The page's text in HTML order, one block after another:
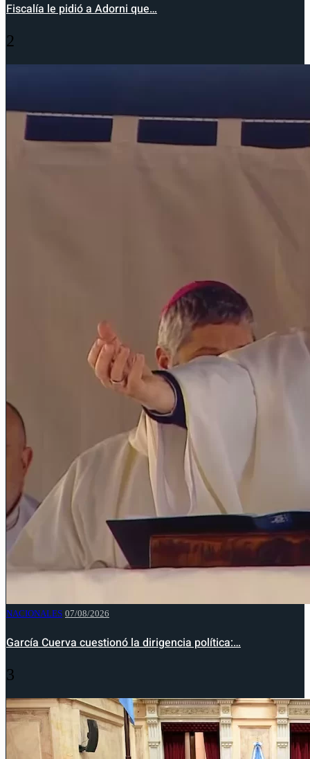
Fiscalía le pidió a Adorni que…
2
NACIONALES 07/08/2026
García Cuerva cuestionó la dirigencia política:…
3